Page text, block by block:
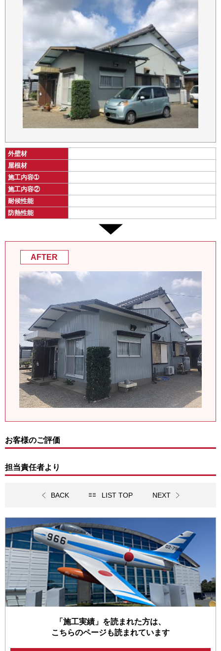
外壁材
屋根材
施工内容➀
施工内容②
耐候性能
防熱性能
AFTER
お客様のご評価
担当責任者より
BACK LIST TOP NEXT
「施工実績」を読まれた方は、
こちらのページも読まれています